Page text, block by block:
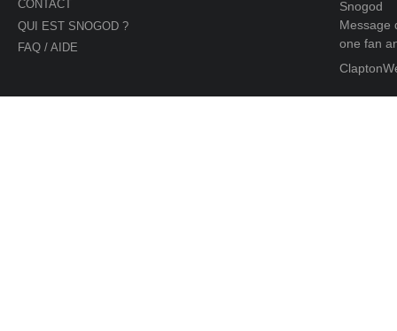
CONTACT
QUI EST SNOGOD ?
FAQ / AIDE
Snogod
Message
one fan